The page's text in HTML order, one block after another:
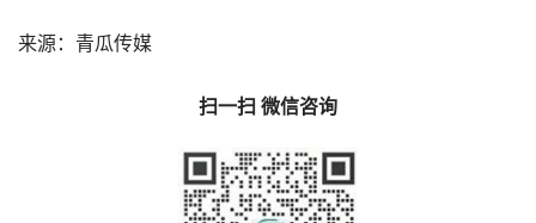
来源：青瓜传媒
扫一扫 微信咨询